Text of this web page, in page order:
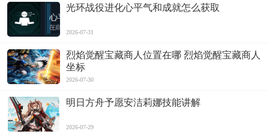
光环战役进化心平气和成就怎么获取
2026-07-31
烈焰觉醒宝藏商人位置在哪 烈焰觉醒宝藏商人
坐标
2026-07-30
明日方舟予愿安洁莉娜技能讲解
2026-07-29